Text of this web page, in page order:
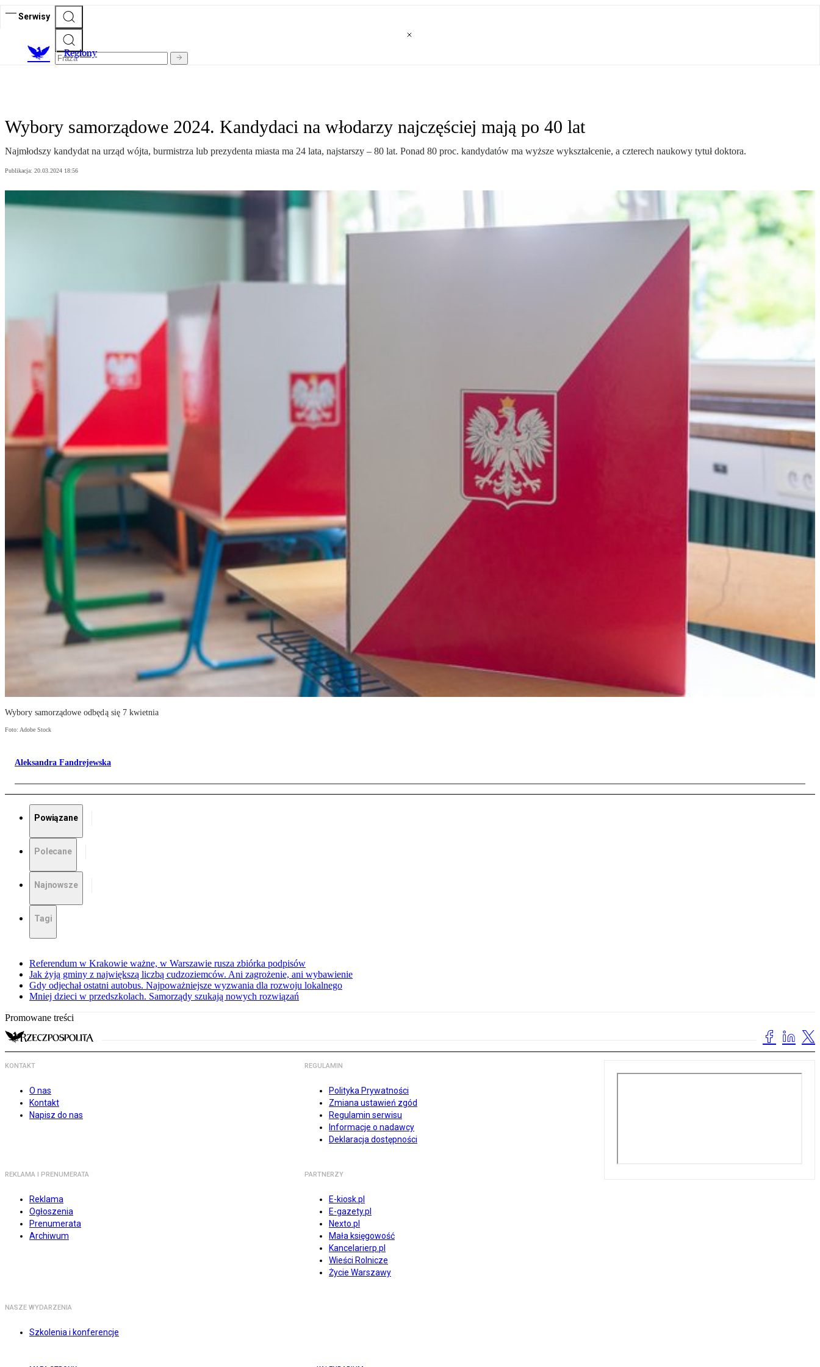
Serwisy
Regiony
Wybory samorządowe 2024. Kandydaci na włodarzy najczęściej mają po 40 lat
Najmłodszy kandydat na urząd wójta, burmistrza lub prezydenta miasta ma 24 lata, najstarszy – 80 lat. Ponad 80 proc. kandydatów ma wyższe wykształcenie, a czterech naukowy tytuł doktora.
Publikacja: 20.03.2024 18:56
Wybory samorządowe odbędą się 7 kwietnia
Foto: Adobe Stock
Aleksandra Fandrejewska
Powiązane
Polecane
Najnowsze
Tagi
Referendum w Krakowie ważne, w Warszawie rusza zbiórka podpisów
Jak żyją gminy z największą liczbą cudzoziemców. Ani zagrożenie, ani wybawienie
Gdy odjechał ostatni autobus. Najpoważniejsze wyzwania dla rozwoju lokalnego
Mniej dzieci w przedszkolach. Samorządy szukają nowych rozwiązań
Promowane treści
KONTAKT
O nas
Kontakt
Napisz do nas
REGULAMIN
Polityka Prywatności
Zmiana ustawień zgód
Regulamin serwisu
Informacje o nadawcy
Deklaracja dostępności
REKLAMA I PRENUMERATA
Reklama
Ogłoszenia
Prenumerata
Archiwum
PARTNERZY
E-kiosk.pl
E-gazety.pl
Nexto.pl
Mała księgowość
Kancelarierp.pl
Wieści Rolnicze
Życie Warszawy
NASZE WYDARZENIA
Szkolenia i konferencje